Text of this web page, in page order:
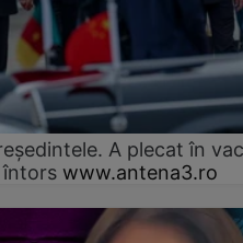
A plecat în
întors www.antena3.ro